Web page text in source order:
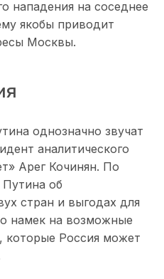
нападения на соседнее
якобы приводит
Москвы.
однозначно звучат
аналитического
Арег Кочинян. По
об
стран и выгодах для
намек на возможные
которые Россия может